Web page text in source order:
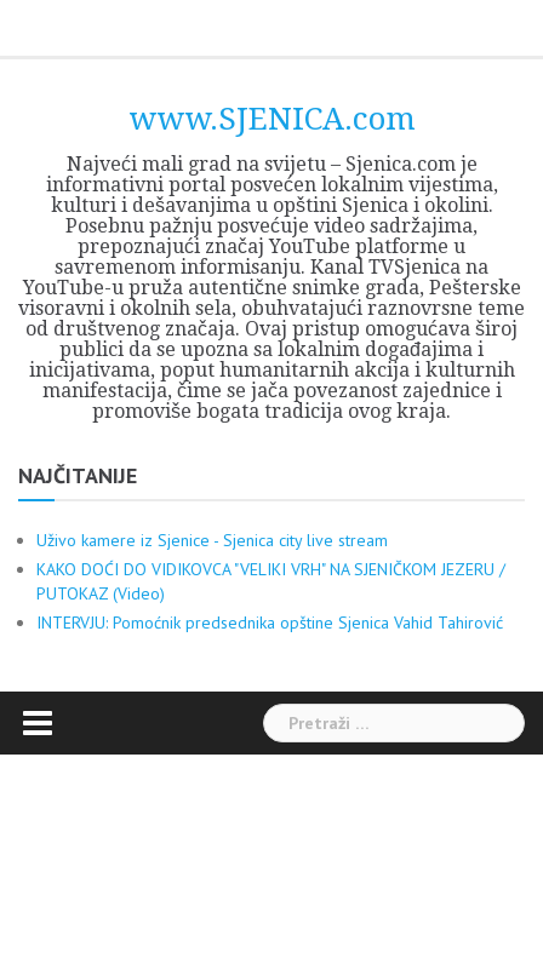
www.SJENICA.com
Najveći mali grad na svijetu – Sjenica.com je
informativni portal posvećen lokalnim vijestima,
kulturi i dešavanjima u opštini Sjenica i okolini.
Posebnu pažnju posvećuje video sadržajima,
prepoznajući značaj YouTube platforme u
savremenom informisanju. Kanal TVSjenica na
YouTube-u pruža autentične snimke grada, Pešterske
visoravni i okolnih sela, obuhvatajući raznovrsne teme
od društvenog značaja. Ovaj pristup omogućava široj
publici da se upozna sa lokalnim događajima i
inicijativama, poput humanitarnih akcija i kulturnih
manifestacija, čime se jača povezanost zajednice i
promoviše bogata tradicija ovog kraja.
NAJČITANIJE
Uživo kamere iz Sjenice - Sjenica city live stream
KAKO DOĆI DO VIDIKOVCA "VELIKI VRH" NA SJENIČKOM JEZERU /
PUTOKAZ (Video)
INTERVJU: Pomoćnik predsednika opštine Sjenica Vahid Tahirović
Pretraga: